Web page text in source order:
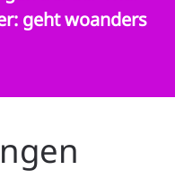
geht woanders